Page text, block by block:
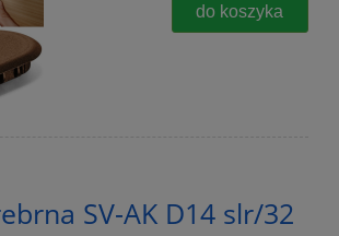
do koszyka
SV-AK D14 slr/32